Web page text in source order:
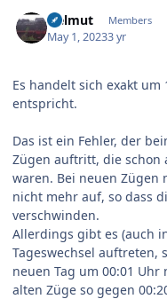
Helmut Members
May 1, 20233 yr
Es handelt sich exakt
entspricht.
Das ist ein Fehler, der
Zügen auftritt, die schon
waren. Bei neuen Zügen
nicht mehr auf, so dass
verschwinden.
Allerdings gibt es (auch
Tageswechsel auftreten,
neuen Tag um 00:01
alten Züge so gegen